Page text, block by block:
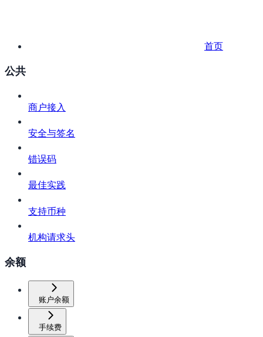
首页
公共
商户接入
安全与签名
错误码
最佳实践
支持币种
机构请求头
余额
账户余额
手续费